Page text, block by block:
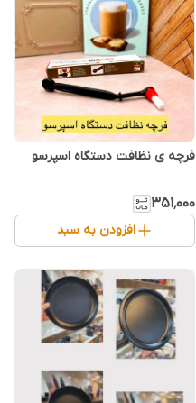
فرچه ی نظافت دستگاه اسپرسو
۳۵۱٬۰۰۰
افزودن به سبد